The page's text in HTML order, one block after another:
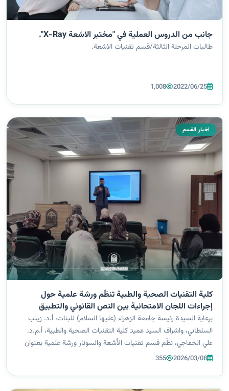
جانب من الدروس العملية في "مختبر الاشعة X-Ray".
طالبات المرحلة الثالثة/قسم تقنيات الاشعة.
2022/06/25
1,008
اخبار القسم
كلية التقنيات الصحية والطبية تنظّم ورشة علمية حول
إجراءات اللجان الامتحانية بين النص القانوني والتطبيق
العملي
برعاية السيدة رئيسة جامعة الزهراء (عليها السلام) للبنات، أ.د. زينب
السلطاني، واشراف السيد عميد كلية التقنيات الصحية والطبية، أ.م.د.
علي الخفاجي، نظّم قسم تقنيات الأشعة والسونار ورشة علمية بعنوان
“إجراءات اللجان الامتحانية بين النص القانوني والتطبيق العملي”، قد...
2026/03/08
355